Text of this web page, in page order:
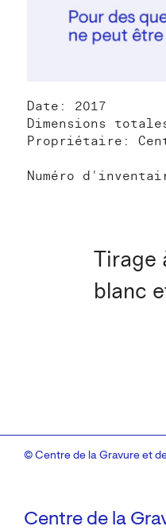
Date: 2017
Dimensions
Propriétaire:
Numéro
Tirage
blanc
Centre de la
© Centre de la Gravure et